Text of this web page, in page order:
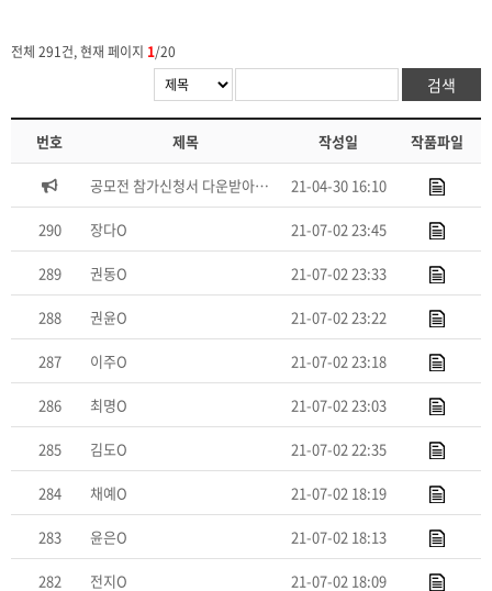
전체 291건, 현재 페이지 1/20
번호 제목 작성일 작품파일
공모전 참가신청서 다운받아서 작성 후 아래 [공모전 신… 21-04-30 16:10
290 장다O 21-07-02 23:45
289 권동O 21-07-02 23:33
288 권윤O 21-07-02 23:22
287 이주O 21-07-02 23:18
286 최명O 21-07-02 23:03
285 김도O 21-07-02 22:35
284 채예O 21-07-02 18:19
283 윤은O 21-07-02 18:13
282 전지O 21-07-02 18:09